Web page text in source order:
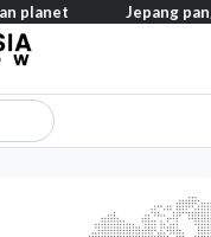
Jepang pangkas